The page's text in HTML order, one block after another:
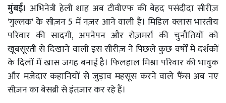
मुंबई। अभिनेत्री हेली शाह अब टीवीएफ की बेहद पसंदीदा सीरीज़
'गुल्लक' के सीज़न 5 में नज़र आने वाली हैं। मिडिल क्लास भारतीय
परिवार की सादगी, अपनेपन और रोज़मर्रा की चुनौतियों को
खूबसूरती से दिखाने वाली इस सीरीज़ ने पिछले कुछ वर्षों में दर्शकों
के दिलों में खास जगह बनाई है। फिलहाल मिश्रा परिवार की भावुक
और मज़ेदार कहानियों से जुड़ाव महसूस करने वाले फैंस अब नए
सीज़न का बेसब्री से इंतज़ार कर रहे हैं।